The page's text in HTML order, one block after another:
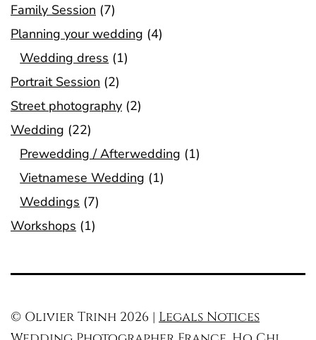
Family Session (7)
Planning your wedding (4)
Wedding dress (1)
Portrait Session (2)
Street photography (2)
Wedding (22)
Prewedding / Afterwedding (1)
Vietnamese Wedding (1)
Weddings (7)
Workshops (1)
© Olivier Trinh 2026 | Legals Notices